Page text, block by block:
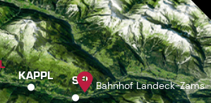
KAPPL SEE Bahnhof Landeck-Zams